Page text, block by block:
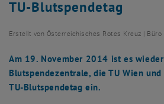
Übersicht
TU-Blutspendetag
Erstellt von Österreichisches Rotes Kreuz |
Am 19. November 2014 ist es
Blutspendezentrale, die TU Wien
TU-Blutspendetag ein.